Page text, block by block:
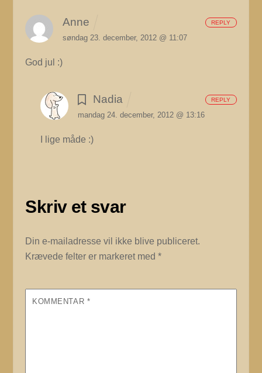
Anne
søndag 23. december, 2012 @ 11:07
God jul :)
REPLY
Nadia
mandag 24. december, 2012 @ 13:16
I lige måde :)
REPLY
Skriv et svar
Din e-mailadresse vil ikke blive publiceret.
Krævede felter er markeret med*
KOMMENTAR *